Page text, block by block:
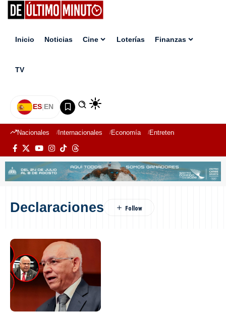
Inicio Noticias Cine Loterías Finanzas
TV
ES|EN
Nacionales Internacionales Economía Entretenimiento
Declaraciones